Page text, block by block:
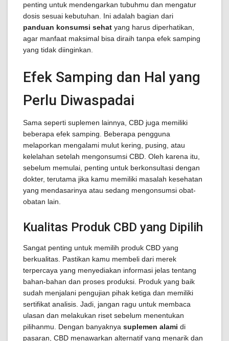
penting untuk mendengarkan tubuhmu dan mengatur
dosis sesuai kebutuhan. Ini adalah bagian dari
panduan konsumsi sehat yang harus diperhatikan,
agar manfaat maksimal bisa diraih tanpa efek samping
yang tidak diinginkan.
Efek Samping dan Hal yang
Perlu Diwaspadai
Sama seperti suplemen lainnya, CBD juga memiliki
beberapa efek samping. Beberapa pengguna
melaporkan mengalami mulut kering, pusing, atau
kelelahan setelah mengonsumsi CBD. Oleh karena itu,
sebelum memulai, penting untuk berkonsultasi dengan
dokter, terutama jika kamu memiliki masalah kesehatan
yang mendasarinya atau sedang mengonsumsi obat-
obatan lain.
Kualitas Produk CBD yang Dipilih
Sangat penting untuk memilih produk CBD yang
berkualitas. Pastikan kamu membeli dari merek
terpercaya yang menyediakan informasi jelas tentang
bahan-bahan dan proses produksi. Produk yang baik
sudah menjalani pengujian pihak ketiga dan memiliki
sertifikat analisis. Jadi, jangan ragu untuk membaca
ulasan dan melakukan riset sebelum menentukan
pilihanmu. Dengan banyaknya suplemen alami di
pasaran, CBD menawarkan alternatif yang menarik dan